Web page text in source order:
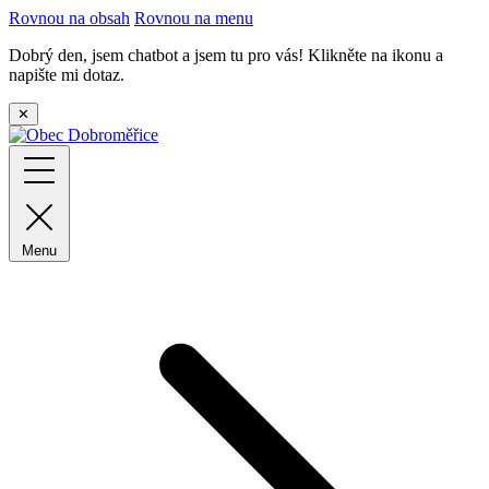
Rovnou na obsah Rovnou na menu
Dobrý den, jsem chatbot a jsem tu pro vás! Klikněte na ikonu a
napište mi dotaz.
✕
Menu